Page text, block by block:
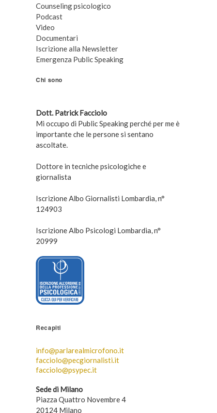
Counseling psicologico
Podcast
Video
Documentari
Iscrizione alla Newsletter
Emergenza Public Speaking
Chi sono
Dott. Patrick Facciolo
Mi occupo di Public Speaking perché per me è
importante che le persone si sentano
ascoltate.
Dottore in tecniche psicologiche e
giornalista
Iscrizione Albo Giornalisti Lombardia, n°
124903
Iscrizione Albo Psicologi Lombardia, n°
20999
Recapiti
info@parlarealmicrofono.it
facciolo@pecgiornalisti.it
facciolo@psypec.it
Sede di Milano
Piazza Quattro Novembre 4
20124 Milano